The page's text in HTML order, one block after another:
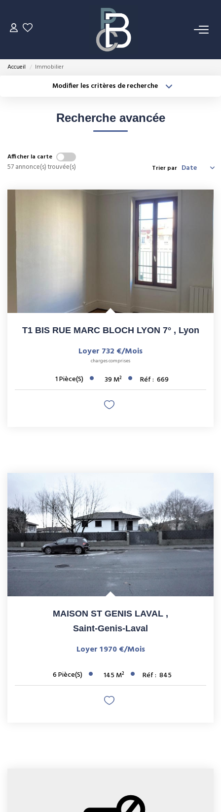
VENTES
Expertise Immobilière
NOS AGENCES
ESPACE CLIENT
Accueil Immobilier
Modifier les critères de recherche
Recherche avancée
Afficher la carte
57 annonce(s) trouvée(s) Trier par
T1 BIS RUE MARC BLOCH LYON 7° , Lyon
Loyer 732 €/mois
charges comprises
1Pièce(s) 39 M² Réf : 669
MAISON ST GENIS LAVAL ,
Saint-Genis-Laval
Loyer 1 970 €/mois
6Pièce(s) 145 M² Réf : 845